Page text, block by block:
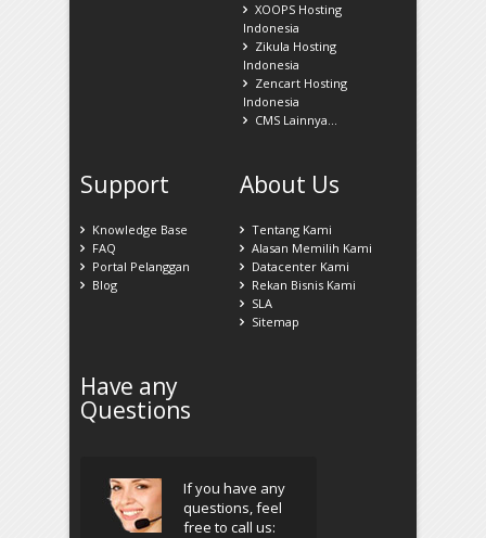
XOOPS Hosting
Indonesia
Zikula Hosting
Indonesia
Zencart Hosting
Indonesia
CMS Lainnya...
Support
Knowledge Base
FAQ
Portal Pelanggan
Blog
About Us
Tentang Kami
Alasan Memilih Kami
Datacenter Kami
Rekan Bisnis Kami
SLA
Sitemap
Have any
Questions
If you have any
questions, feel
free to call us: